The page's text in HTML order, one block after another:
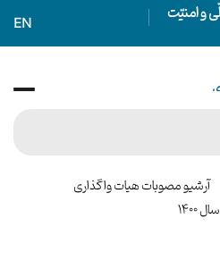
و امنیّت
EN
آرشیو مصوبات هیات واگذاری